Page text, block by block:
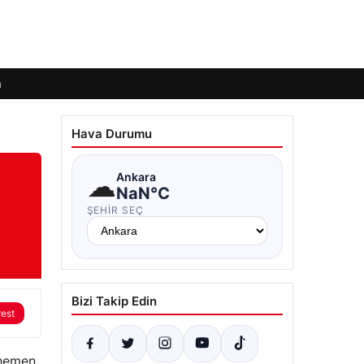
Hava Durumu
☁Ankara
NaN°C
ŞEHIR SEÇ
Bizi Takip Edin